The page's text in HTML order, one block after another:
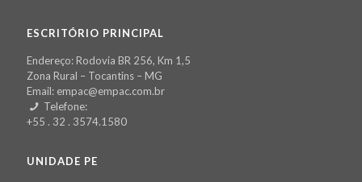
ESCRITÓRIO PRINCIPAL
Endereço: Rodovia BR 256, Km 1,5
Zona Rural – Tocantins – MG
Email: empac@empac.com.br
Telefone:
+55 . 32 . 3574.1580
UNIDADE PE